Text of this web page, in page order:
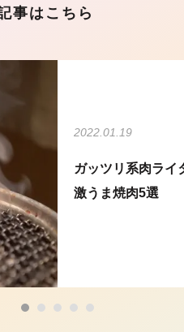
事はこちら
2022.01.19
ガッツリ系肉ライ
激うま焼肉5選